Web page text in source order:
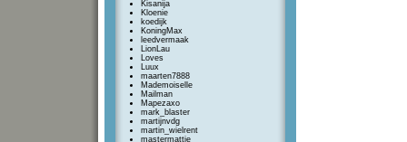
Kisanija
Kloenie
koedijk
KoningMax
leedvermaak
LionLau
Loves
Luux
maarten7888
Mademoiselle
Mailman
Mapezaxo
mark_blaster
martijnvdg
martin_wielrent
mastermattie